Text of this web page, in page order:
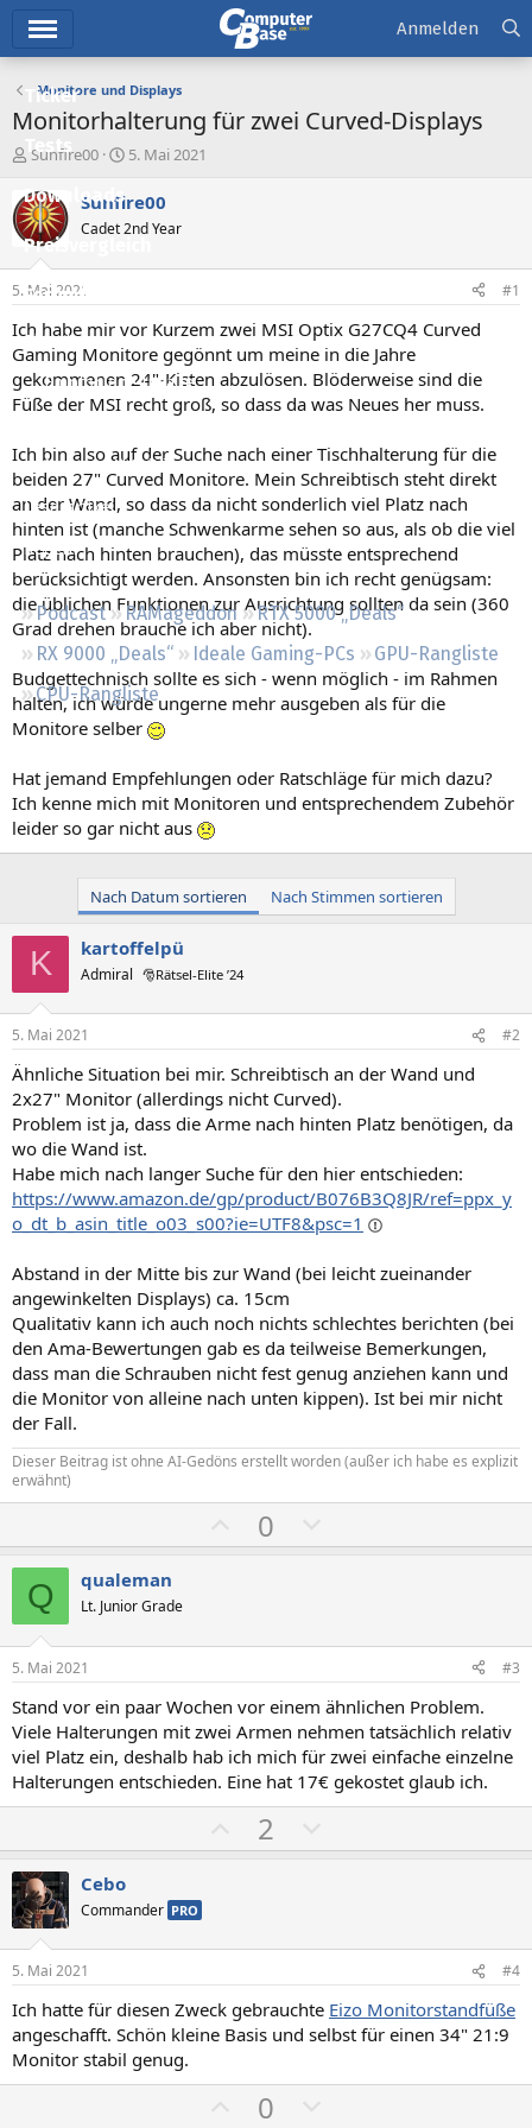
Ticker
Tests
Downloads
Preisvergleich
Forum
Aktuelles
Empfohlene Inhalte
Neueste Aktivitäten
Leserartikel
Regeln
Podcast RAMageddon
RTX 5000 „Deals“
RX 9000 „Deals“
Ideale Gaming-PCs
GPU-Rangliste
CPU-Rangliste
Anmelden
Monitore und Displays
Monitorhalterung für zwei Curved-Displays
E
s
t
e
l
e
r
Sunfire00
E
s
e
t
a
m
5. Mai 2021
Sunfire00
Cadet 2nd Year
5. Mai 2021 #1
Ich habe mir vor Kurzem zwei MSI Optix G27CQ4 Curved
Gaming Monitore gegönnt um meine in die Jahre
gekommenen 24"-Kisten abzulösen. Blöderweise sind die
Füße der MSI recht groß, so dass da was Neues her muss.
Ich bin also auf der Suche nach einer Tischhalterung für die
beiden 27" Curved Monitore. Mein Schreibtisch steht direkt
an der Wand, so dass da nicht sonderlich viel Platz nach
hinten ist (manche Schwenkarme sehen so aus, als ob die viel
Platz nach hinten brauchen), das müsste entsprechend
berücksichtigt werden. Ansonsten bin ich recht genügsam:
die üblichen Funktionen zur Ausrichtung sollten da sein (360
Grad drehen brauche ich aber nicht).
Budgettechnisch sollte es sich - wenn möglich - im Rahmen
halten, ich würde ungerne mehr ausgeben als für die
Monitore selber
Hat jemand Empfehlungen oder Ratschläge für mich dazu?
Ich kenne mich mit Monitoren und entsprechendem Zubehör
leider so gar nicht aus
Nach Datum sortieren Nach Stimmen sortieren
K kartoffelpü
Admiral 🎅Rätsel-Elite ’24
5. Mai 2021 #2
Ähnliche Situation bei mir. Schreibtisch an der Wand und
2x27" Monitor (allerdings nicht Curved).
Problem ist ja, dass die Arme nach hinten Platz benötigen, da
wo die Wand ist.
Habe mich nach langer Suche für den hier entschieden:
https://www.amazon.de/gp/product/B076B3Q8JR/ref=ppx_y
o_dt_b_asin_title_o03_s00?ie=UTF8&psc=1
Abstand in der Mitte bis zur Wand (bei leicht zueinander
angewinkelten Displays) ca. 15cm
Qualitativ kann ich auch noch nichts schlechtes berichten (bei
den Ama-Bewertungen gab es da teilweise Bemerkungen,
dass man die Schrauben nicht fest genug anziehen kann und
die Monitor von alleine nach unten kippen). Ist bei mir nicht
der Fall.
Dieser Beitrag ist ohne AI-Gedöns erstellt worden (außer ich habe es explizit
erwähnt)
o
t
v
e
S
t
i
m
m
0
e
t
v
e
S
t
i
m
Q qualeman
Lt. Junior Grade
5. Mai 2021 #3
Stand vor ein paar Wochen vor einem ähnlichen Problem.
Viele Halterungen mit zwei Armen nehmen tatsächlich relativ
viel Platz ein, deshalb hab ich mich für zwei einfache einzelne
Halterungen entschieden. Eine hat 17€ gekostet glaub ich.
o
t
v
e
S
t
2
e
t
v
e
S
t
Cebo
Commander PRO
5. Mai 2021 #4
Ich hatte für diesen Zweck gebrauchte Eizo Monitorstandfüße
angeschafft. Schön kleine Basis und selbst für einen 34" 21:9
Monitor stabil genug.
0